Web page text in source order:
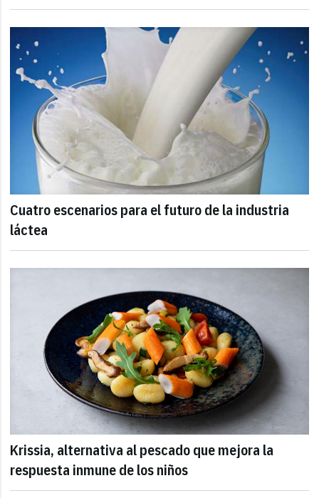
Cuatro escenarios para el futuro de la industria
láctea
Krissia, alternativa al pescado que mejora la
respuesta inmune de los niños